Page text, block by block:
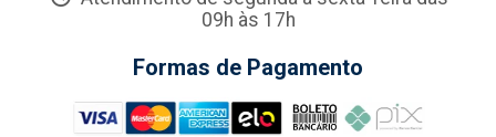
09h às 17h
Formas de Pagamento